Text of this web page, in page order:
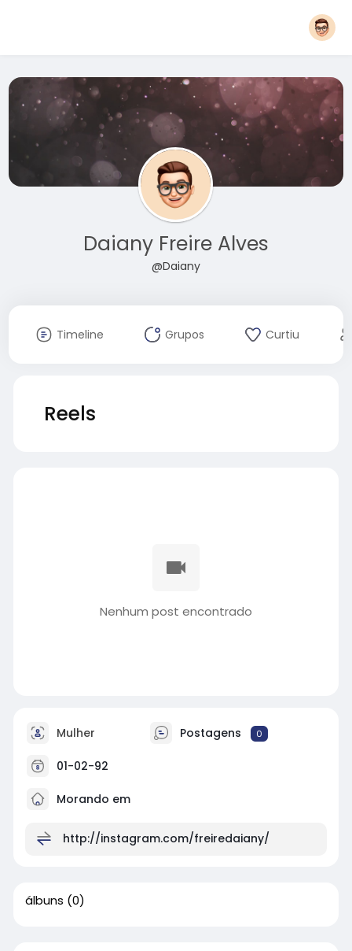
Daiany Freire Alves
@Daiany
Timeline Grupos Curtiu
Reels
Nenhum post encontrado
Mulher Postagens 0
01-02-92
Morando em
http://instagram.com/freiredaiany/
álbuns (0)